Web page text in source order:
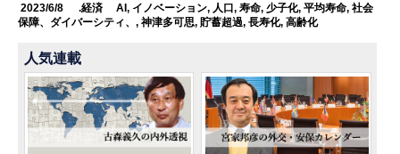
2023/6/8 .経済 AI, イノベーション, 人口, 寿命, 少子化, 平均寿命, 社会
保障、ダイバーシティ、,神津多可思, 貯蓄超過,長寿化,高齢化
人気連載